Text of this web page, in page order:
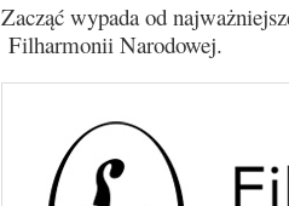
Zacząć wypada od
Filharmonii Narodowej.